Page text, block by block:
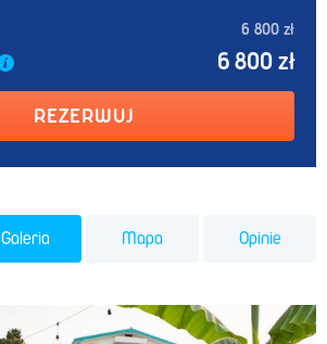
6 800 zł
6 800 zł
REZERWUJ
Galeria Mapa Opinie